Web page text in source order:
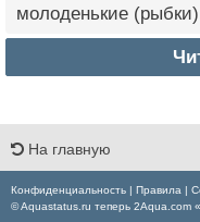
молоденькие
На главную
Конфиденциальность | Правила |
© Aquastatus.ru теперь 2Aqua.com